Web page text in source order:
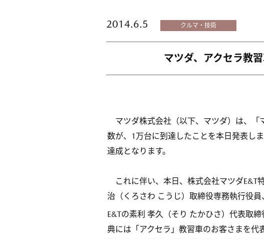
2014.6.5 クルマ・技術
マツダ、アクセラ教
マツダ株式会社（以下、マツダ）は、「
数が、1万台に到達したことを本日発表し
達成となります。
これに伴い、本日、株式会社マツダE&T
治（くろさわ こうじ）取締役専務執行役
E&Tの素利 孝久（そり たかひさ）代表取締
典には「アクセラ」教習車のお客さまを